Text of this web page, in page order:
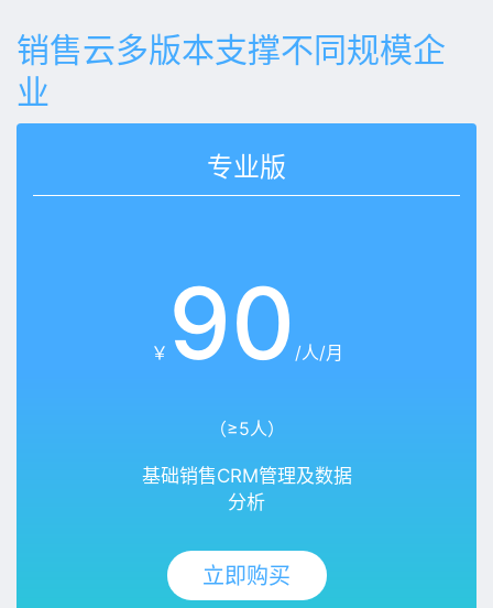
销售云多版本支撑不同规模企
业
专业版
￥ 90 /人/月
（≥5人）
基础销售CRM管理及数据
分析
立即购买